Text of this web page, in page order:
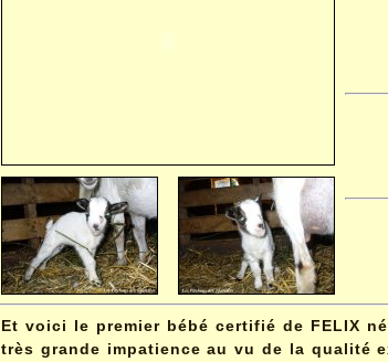
Et voici le premier bébé certifié de FELIX
très grande impatience au vu de la qualité